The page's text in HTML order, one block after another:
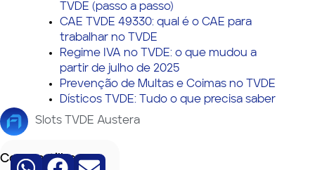
TVDE (passo a passo)
CAE TVDE 49330: qual é o CAE para
trabalhar no TVDE
Regime IVA no TVDE: o que mudou a
partir de julho de 2025
Prevenção de Multas e Coimas no TVDE
Dísticos TVDE: Tudo o que precisa saber
Slots TVDE Austera
Compartilhe: